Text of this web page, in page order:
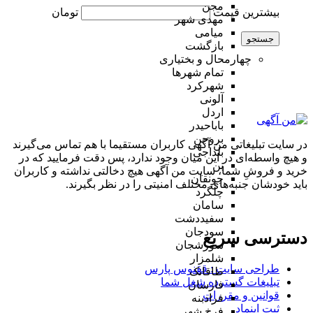
مجن
مهدی شهر
میامی
بازگشت
چهارمحال و بختیاری
تمام شهر‌ها
شهرکرد
آلونی
اردل
باباحیدر
بروجن
بلداجی
بن
جونقان
چلگرد
سامان
سفیددشت
سودجان
سورشجان
شلمزار
طاقانک
فارسان
فرادبنه
بیشترین قیمت تومان
جستجو
در سایت تبلیغاتی من آگهی کاربران مستقیما با هم تماس می‌گیرند
و هیچ واسطه‌ای در این میان وجود ندارد، پس دقت فرمایید که در
خرید و فروشِ شما، سایت من آگهی هیچ دخالتی نداشته و کاربران
باید خودشان جنبه‌های مختلف امنیتی را در نظر بگیرند.
دسترسی سریع
طراحی سایت :‌ ققنوس پارس
تبلیغات گسترده شغل شما
قوانین و مقررات
ثبت اینماد